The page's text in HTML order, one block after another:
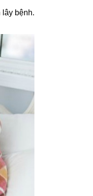
bệnh.